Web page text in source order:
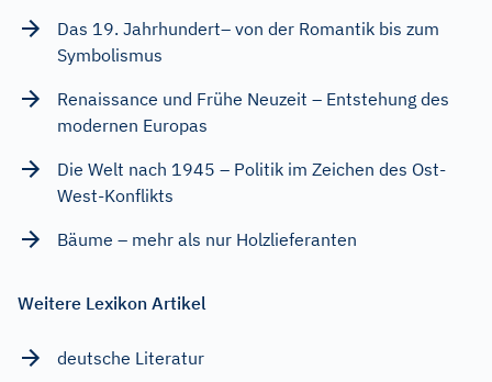
Das 19. Jahrhundert– von der Romantik bis zum
Symbolismus
Renaissance und Frühe Neuzeit – Entstehung des
modernen Europas
Die Welt nach 1945 – Politik im Zeichen des Ost-
West-Konflikts
Bäume – mehr als nur Holzlieferanten
Weitere Lexikon Artikel
deutsche Literatur